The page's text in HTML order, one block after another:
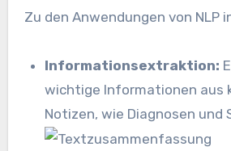
Zu den Anwendungen von NLP
Informationsextraktion:
wichtige Informationen aus
Notizen, wie Diagnosen und